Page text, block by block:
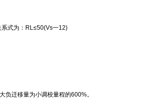
式为：RL≤50(Vs一12)
迁移量为小调校量程的600%。